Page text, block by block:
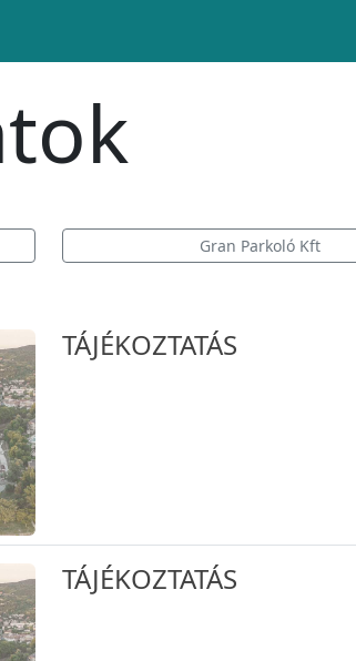
Gran Parkoló Kft
TÁJÉKOZTATÁS
TÁJÉKOZTATÁS